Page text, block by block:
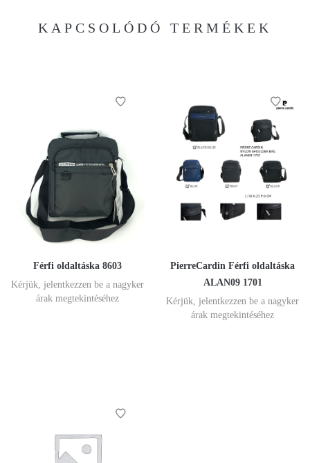
KAPCSOLÓDÓ TERMÉKEK
Férfi oldaltáska 8603
Kérjük, jelentkezzen be a nagyker
árak megtekintéséhez
PierreCardin Férfi oldaltáska
ALAN09 1701
Kérjük, jelentkezzen be a nagyker
árak megtekintéséhez